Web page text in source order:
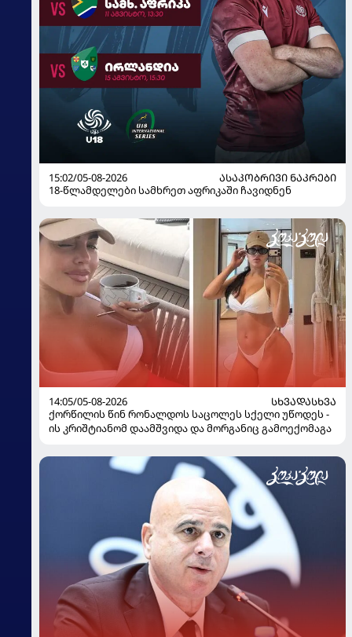
15:02/05-08-2026
ᲐᲡᲐᲙᲝᲑᲠᲘᲕᲘ ᲜᲐᲙᲠᲔᲑᲘ
18-წლამდელები სამხრეთ აფრიკაში ჩავიდნენ
14:05/05-08-2026
ᲡᲮᲕᲐᲓᲐᲡᲮᲕᲐ
ქორწილის წინ რონალდოს საცოლეს სქელი უწოდეს -
ის კრიშტიანომ დაამშვიდა და მორგანიც გამოექომაგა